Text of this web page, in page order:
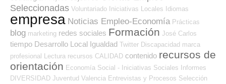
Seleccionadas Voluntariado Iniciativas Locales Idiomas
empresa Noticias Empleo-Economía Prácticas
blog marketing redes sociales Formación José Carlos
tiempo Desarrollo Local Igualdad Twitter Discapacidad marca
profesional Lectura recursos CALIDAD contenido recursos de
orientación Economía Social - Iniciativas Sociales
Informes
DIVERSIDAD Juventud Valencia Entrevistas y Procesos Selección